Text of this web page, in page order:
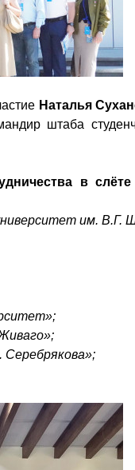
Наталья
штаба
в
им. В.Г.